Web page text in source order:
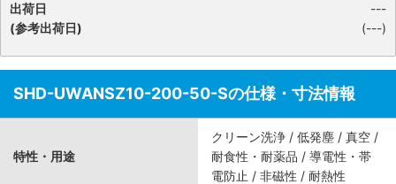
出荷日
(参考出荷日)
---
(---)
SHD-UWANSZ10-200-50-Sの仕様・寸法情報
特性・用途
クリーン洗浄 / 低発塵 / 真空 /
耐食性・耐薬品 / 導電性・帯
電防止 / 非磁性 / 耐熱性